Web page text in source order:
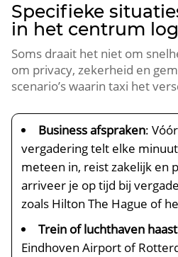
Specifieke
in het centrum
Soms draait het niet om
om privacy, zekerheid en
scenario’s waarin taxi het
Business afspraken:
vergadering telt elke
meteen in, reist zakelijk en
arriveer je op tijd bij
zoals Hilton The Hague of
Trein of luchthaven haast
Eindhoven Airport of